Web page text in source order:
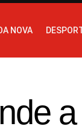
NOVA